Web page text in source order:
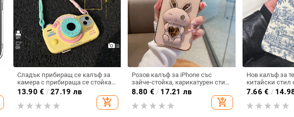
Сладък прибиращ се калъф за
камера с прибираща се стойка
за iPhone 17, съвместим с Apple
16, 14/15 Pro Max, калъф за
телефон 11
13.90 € /27.19 лв
add_shopping_cart
Розов калъф за iPhone със
зайче-стойка, карикатурен стил,
пластмаса, устойчив на
изпускане, за iPhone 11–14
8.80 € / 17.21 лв
add_shopping_cart
Нов калъф за
китайски стил
порцеланов
пълно
iPhone 17,
7.66 € /